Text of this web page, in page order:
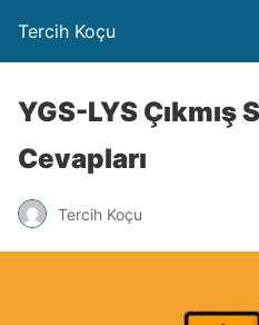
Tercih Koçu
YGS-LYS Çıkmış
Cevapları
Tercih Koçu